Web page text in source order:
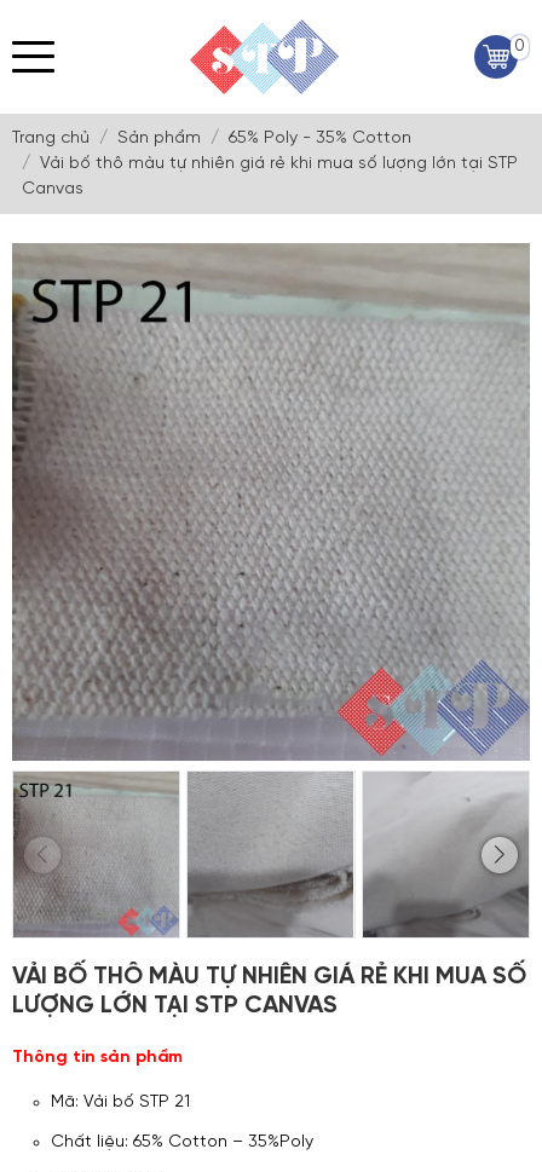
0
Trang chủ Sản phẩm
65% Poly - 35% Cotton
Vải bố thô màu tự nhiên giá rẻ khi mua số lượng lớn tại STP
Canvas
VẢI BỐ THÔ MÀU TỰ NHIÊN GIÁ RẺ KHI MUA SỐ
LƯỢNG LỚN TẠI STP CANVAS
Thông tin sản phẩm
Mã: Vải bố STP 21
Chất liệu: 65% Cotton – 35%Poly